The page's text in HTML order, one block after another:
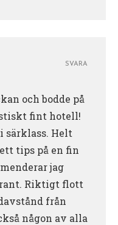
och bodde på
fint hotell!
särklass. Helt
tips på en fin
jag
Riktigt flott
från
någon av alla
SVARA